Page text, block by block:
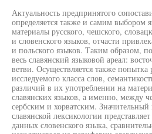
Актуальность предпринятого
определяется также и самим выбором
материалы русского, чешского,
и словенского языков, отчасти
и польского языков. Таким образом,
весь славянский языковой ареал:
ветви. Осуществляется также попытка
исследуемого класса слов,
различий в их употреблении на
славянских языков, а именно, между
сербским и хорватским. Значительный
славянской лексикологии
данных словенского языка,